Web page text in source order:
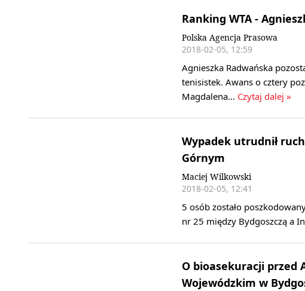
Ranking WTA -
Polska Agencja Prasowa
2018-02-05, 12:59
Agnieszka Radwańska
tenisistek. Awans o cztery
Magdalena… Czytaj dalej »
Wypadek utrudnił
Górnym
Maciej Wilkowski
2018-02-05, 12:41
5 osób zostało
nr 25 między Bydgoszczą a
O bioasekuracji przed
Wojewódzkim w